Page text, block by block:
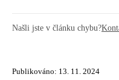
Našli jste v článku chybu?
Publikováno: 13. 11. 2024